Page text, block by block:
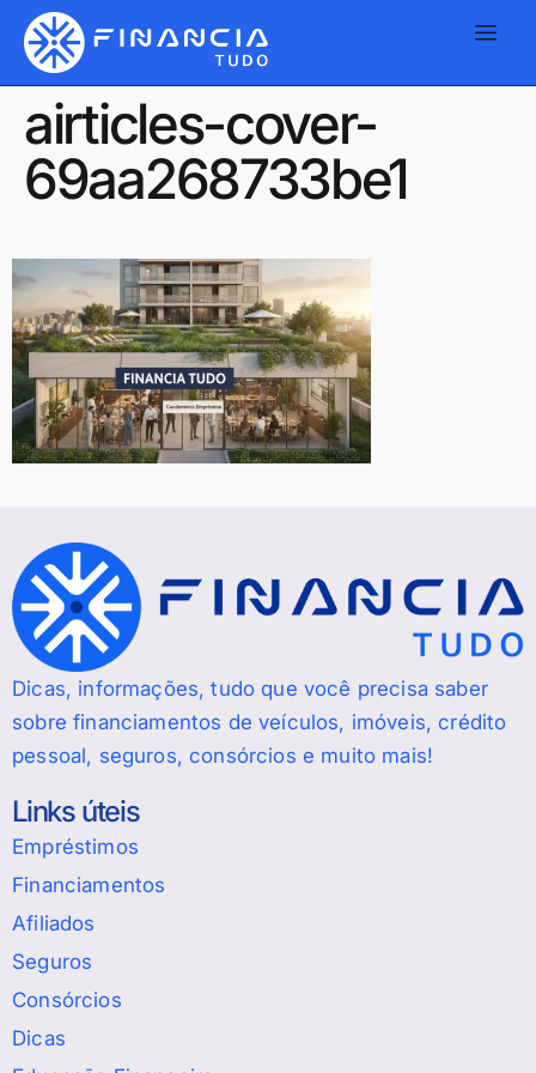
airticles-cover-
69aa268733be1
Dicas, informações, tudo que você precisa saber
sobre financiamentos de veículos, imóveis, crédito
pessoal, seguros, consórcios e muito mais!
Links úteis
Empréstimos
Financiamentos
Afiliados
Seguros
Consórcios
Dicas